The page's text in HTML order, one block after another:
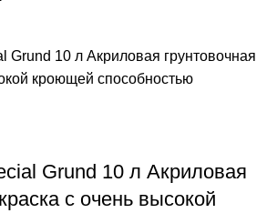
Grund 10 л Акриловая
с очень высокой